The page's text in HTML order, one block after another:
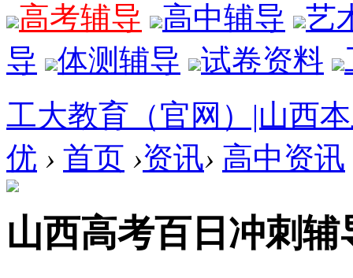
高考辅导
高中辅导
艺
导
体测辅导 试卷资料
工大教育（官网）|山西
优 › 首页 ›资讯› 高中资讯
山西高考百日冲刺